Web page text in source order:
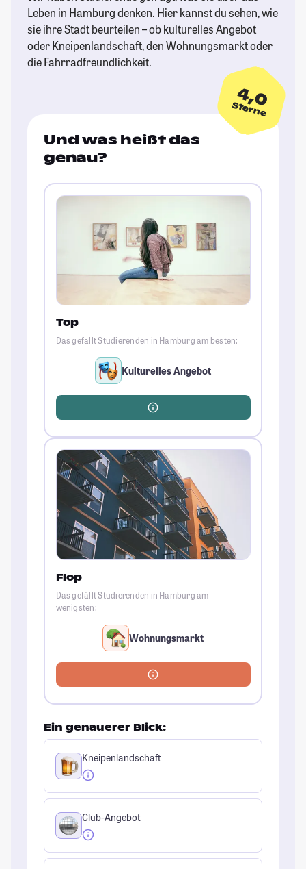
Leben in Hamburg denken. Hier kannst du sehen, wie
sie ihre Stadt beurteilen – ob kulturelles Angebot
oder Kneipenlandschaft, den Wohnungsmarkt oder
die Fahrradfreundlichkeit.
4,0
Sterne
Und was heißt das
genau?
Top
Das gefällt Studierenden in Hamburg am besten:
Kulturelles Angebot
Flop
Das gefällt Studierenden in Hamburg am
wenigsten:
Wohnungsmarkt
Ein genauerer Blick:
Kneipenlandschaft
Club-Angebot